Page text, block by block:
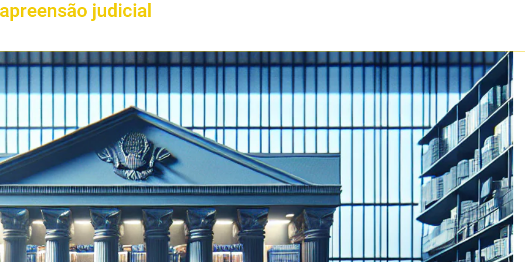
judicial